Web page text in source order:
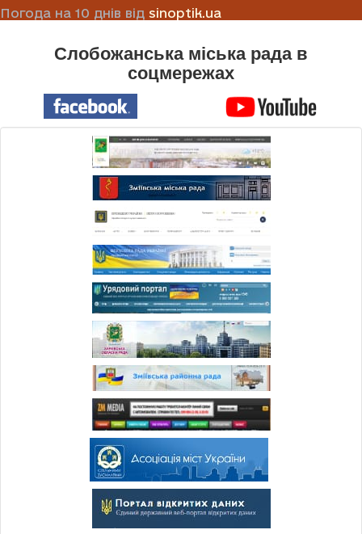
Погода на 10 днів від sinoptik.ua
Слобожанська міська рада в
соцмережах